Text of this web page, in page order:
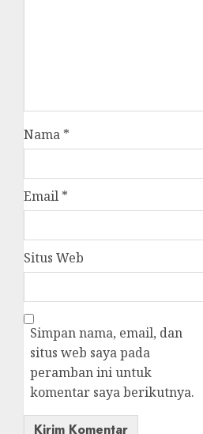
Nama *
Email *
Situs Web
Simpan nama, email, dan
situs web saya pada
peramban ini untuk
komentar saya berikutnya.